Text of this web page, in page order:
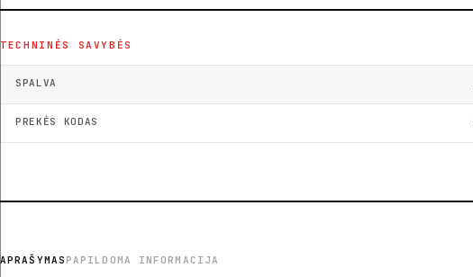
TECHNINĖS SAVYBĖS
SPALVA
PREKĖS KODAS
APRAŠYMAS PAPILDOMA INFORMACIJA